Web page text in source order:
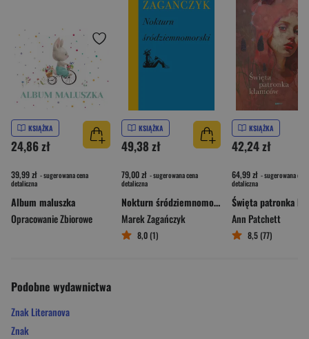
KSIĄŻKA
24,86 zł
39,99 zł - sugerowana cena
detaliczna
Album maluszka
Opracowanie Zbiorowe
KSIĄŻKA
49,38 zł
79,00 zł - sugerowana cena
detaliczna
Nokturn śródziemnomorski
Marek Zagańczyk
8,0 (1)
KSIĄŻKA
42,24 zł
64,99 zł - sugerowana cena
detaliczna
Ann Patchett
8,5 (77)
Podobne wydawnictwa
Znak Literanova
Znak